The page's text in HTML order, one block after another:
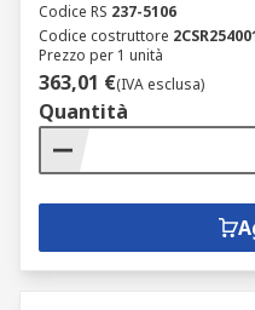
Codice RS 237-5106
Codice costruttore
Prezzo per 1 unità
363,01 €(IVA esclusa)
Quantità